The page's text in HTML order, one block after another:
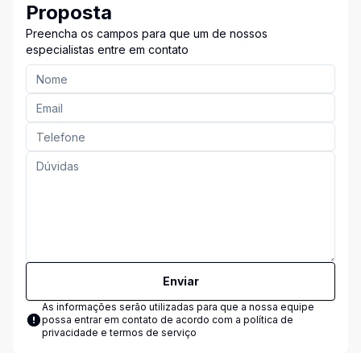
Proposta
Preencha os campos para que um de nossos
especialistas entre em contato
Enviar
As informações serão utilizadas para que a nossa equipe
possa entrar em contato de acordo com a política de
privacidade e termos de serviço